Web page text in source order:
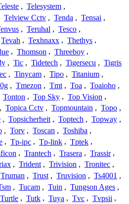
, Telesystem ,
Telview Cctv , Tenda , Tensai ,
, Teruhal , Tesco ,
Tevah , Texhnaxx , Thethys ,
, Thomson , Threeboy ,
, Tic , Tidetech , Tigersecu , Tigris
, Tinycam , Tipo , Titanium ,
, Tmezon , Tmt , Toa , Toaioho ,
Tonton , Top Sky , Top Vision ,
, Topica Cctv , Topmountain , Topo ,
, Topsicherheit , Toptech , Topway ,
, Torv , Toscan , Toshiba ,
, Tp-ipc , Tp-link , Tptek ,
, Trantech , Trasera , Trassir ,
, Trident , Trivision , Tronitec ,
Truman , Trust , Truvision , Ts4001 ,
, Tucam , Tuin , Tungson Ages ,
Turtle , Tutk , Tuya , Tvc , Tvpsii ,